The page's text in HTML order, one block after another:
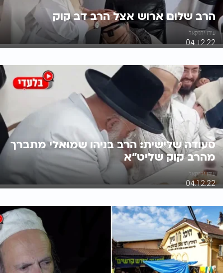
הרב שלום ארוש אצל הרב דב קוק
עידו יחזקאל
04.12.22
סעודה שלישית: הרב בניהו שמואלי מתברך
מהרב קוק שליט"א
עידו יחזקאל
04.12.22